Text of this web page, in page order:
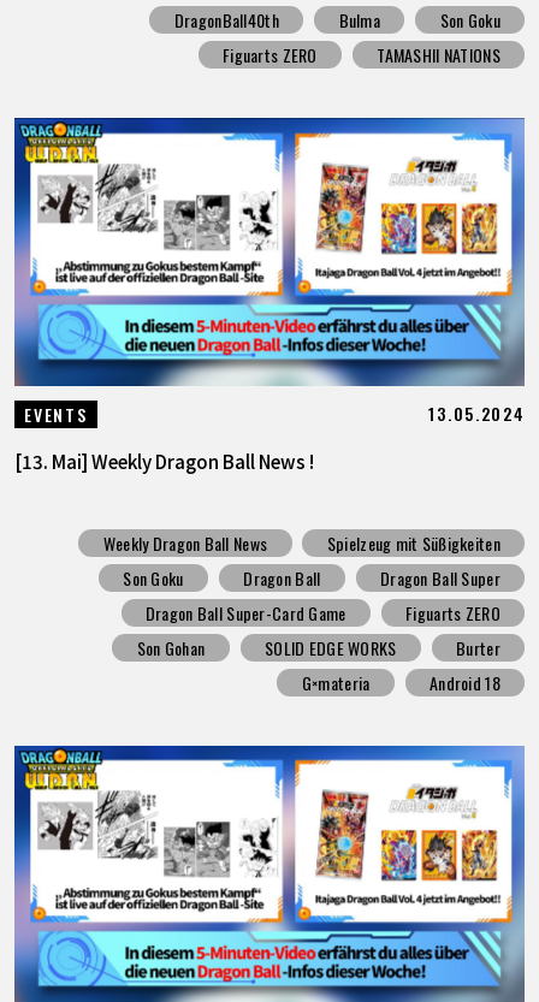
DragonBall40th Bulma
Son Goku
Figuarts ZERO
TAMASHII NATIONS
EVENTS 13.05.2024
[13. Mai] Weekly Dragon Ball News !
Weekly Dragon Ball News
Spielzeug mit Süßigkeiten
Son Goku
Dragon Ball
Dragon Ball Super
Dragon Ball Super-Card Game
Figuarts ZERO
Son Gohan
SOLID EDGE WORKS
Burter
G×materia
Android 18